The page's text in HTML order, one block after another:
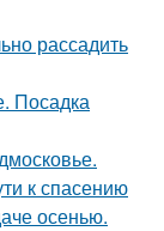
рассадить
Посадка
к спасению
осенью.